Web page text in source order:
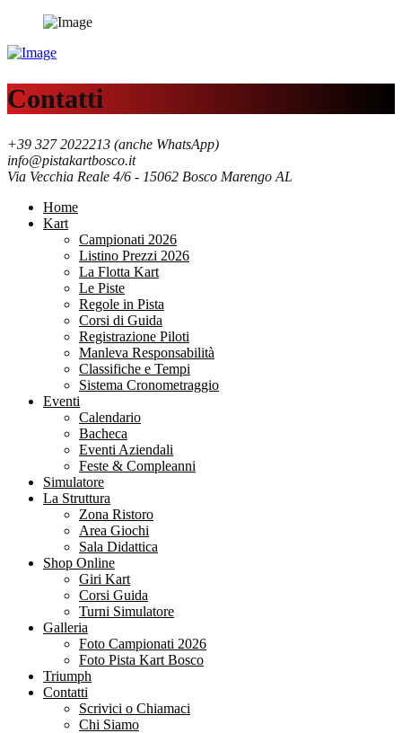
Contatti
+39 327 2022213 (anche WhatsApp)
info@pistakartbosco.it
Via Vecchia Reale 4/6 - 15062 Bosco Marengo AL
Home
Kart
Campionati 2026
Listino Prezzi 2026
La Flotta Kart
Le Piste
Regole in Pista
Corsi di Guida
Registrazione Piloti
Manleva Responsabilità
Classifiche e Tempi
Sistema Cronometraggio
Eventi
Calendario
Bacheca
Eventi Aziendali
Feste & Compleanni
Simulatore
La Struttura
Zona Ristoro
Area Giochi
Sala Didattica
Shop Online
Giri Kart
Corsi Guida
Turni Simulatore
Galleria
Foto Campionati 2026
Foto Pista Kart Bosco
Triumph
Contatti
Scrivici o Chiamaci
Chi Siamo